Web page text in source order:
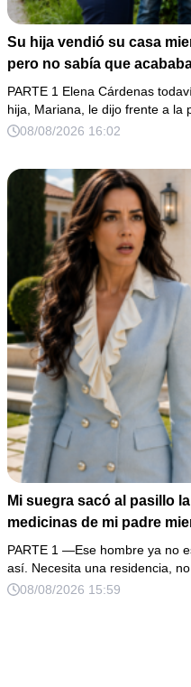
Su hija vendió su casa
pero no sabía que
su padre dejó antes de
PARTE 1 Elena Cárdenas
hija, Mariana, le dijo frente a la
08/08/2026 16:02
Mi suegra sacó al pasillo
medicinas de mi padre
sabía que él era dueño de
perdiéndolo todo
PARTE 1 —Ese hombre ya no
así. Necesita una residencia,
08/08/2026 15:59